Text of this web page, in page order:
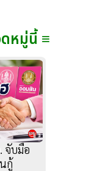
ดหมู่นี้ ≡
จับมือ
กู้